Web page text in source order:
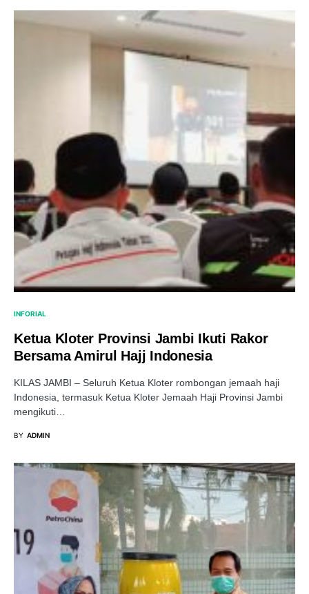
INFORIAL
Ketua Kloter Provinsi Jambi Ikuti Rakor
Bersama Amirul Hajj Indonesia
KILAS JAMBI – Seluruh Ketua Kloter rombongan jemaah haji
Indonesia, termasuk Ketua Kloter Jemaah Haji Provinsi Jambi
mengikuti…
BY ADMIN